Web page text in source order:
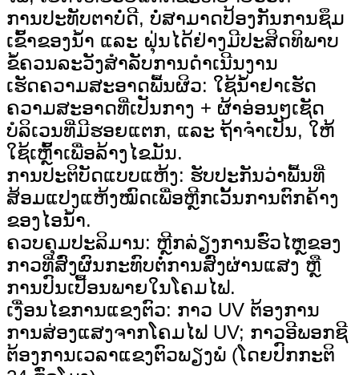
ການປະທັບຕາບໍ່ດີ, ບໍ່ສາມາດປ້ອງກັນການຊຶມ
ເຂົ້າຂອງນໍ້າ ແລະ ຝຸ່ນໄດ້ຢ່າງມີປະສິດທິພາບ
ຂໍ້ຄວນລະວັງສຳລັບການດຳເນີນງານ
ເຮັດຄວາມສະອາດພື້ນຜິວ: ໃຊ້ນໍ້າຢາເຮັດ
ຄວາມສະອາດທີ່ເປັນກາງ + ຜ້າອ່ອນໆເຊັດ
ບໍລິເວນທີ່ມີຮອຍແຕກ, ແລະ ຖ້າຈຳເປັນ, ໃຫ້
ໃຊ້ເຫຼົ້າເພື່ອລ້າງໄຂມັນ.
ການ​ປະ​ຕິ​ບັດ​ແບບ​ແຫ້ງ: ຮັບປະກັນວ່າພື້ນທີ່
ສ້ອມແປງແຫ້ງໝົດເພື່ອຫຼີກເວັ້ນການຕົກຄ້າງ
ຂອງໄອນ້ຳ.
ຄວບຄຸມປະລິມານ: ຫຼີກລ່ຽງການຮົ່ວໄຫຼຂອງ
ກາວທີ່ສົ່ງຜົນກະທົບຕໍ່ການສົ່ງຜ່ານແສງ ຫຼື
ການປົນເປື້ອນພາຍໃນໂຄມໄຟ.
ເງື່ອນໄຂການແຂງຕົວ: ກາວ UV ຕ້ອງການ
ການສ່ອງແສງຈາກໂຄມໄຟ UV; ກາວອີພອກຊີ
ຕ້ອງການເວລາແຂງຕົວພຽງພໍ (ໂດຍປົກກະຕິ